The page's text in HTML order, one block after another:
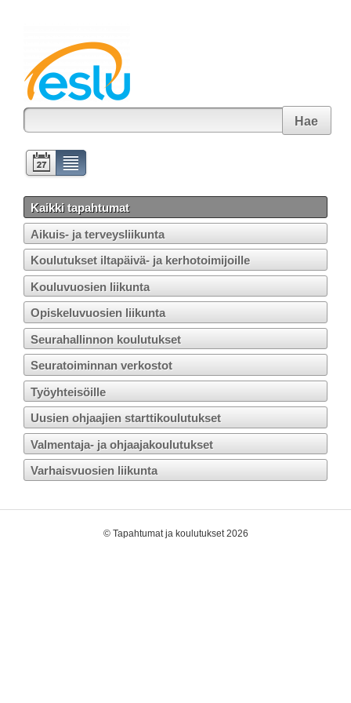
Hae
Kaikki tapahtumat
Aikuis- ja terveysliikunta
Koulutukset iltapäivä- ja kerhotoimijoille
Kouluvuosien liikunta
Opiskeluvuosien liikunta
Seurahallinnon koulutukset
Seuratoiminnan verkostot
Työyhteisöille
Uusien ohjaajien starttikoulutukset
Valmentaja- ja ohjaajakoulutukset
Varhaisvuosien liikunta
©Tapahtumat ja koulutukset 2026